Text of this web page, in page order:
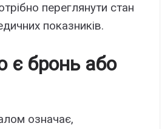
переглянути стан
показників.
є бронь або
означає,